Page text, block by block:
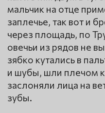
мальчик на отце
заплечье, так вот и
через площадь, по
овечьи из рядов не
зябко кутались в
и шубы, шли плечом к
заслоняли лица на
зубы.